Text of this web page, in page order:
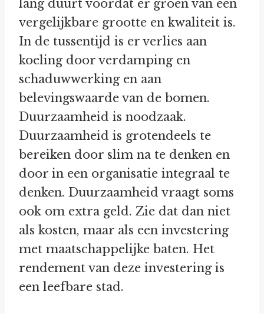
lang duurt voordat er groen van een
vergelijkbare grootte en kwaliteit is.
In de tussentijd is er verlies aan
koeling door verdamping en
schaduwwerking en aan
belevingswaarde van de bomen.
Duurzaamheid is noodzaak.
Duurzaamheid is grotendeels te
bereiken door slim na te denken en
door in een organisatie integraal te
denken. Duurzaamheid vraagt soms
ook om extra geld. Zie dat dan niet
als kosten, maar als een investering
met maatschappelijke baten. Het
rendement van deze investering is
een leefbare stad.